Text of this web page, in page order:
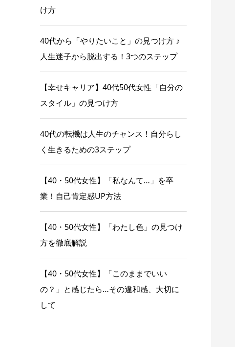
け方
40代から「やりたいこと」の見つけ方 ♪
人生迷子から脱出する！3つのステップ
【幸せキャリア】40代50代女性「自分の
スタイル」の見つけ方
40代の転機は人生のチャンス！自分らし
く生きるための3ステップ
【40・50代女性】「私なんて…」を卒
業！自己肯定感UP方法
【40・50代女性】「わたし色」の見つけ
方を徹底解説
【40・50代女性】「このままでいい
の？」と感じたら…その違和感、大切に
して